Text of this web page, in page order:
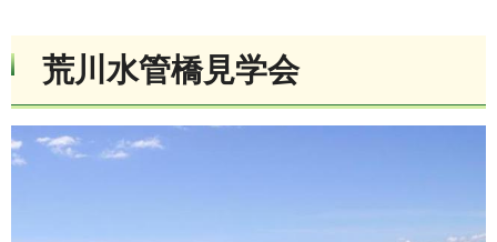
荒川水管橋見学会